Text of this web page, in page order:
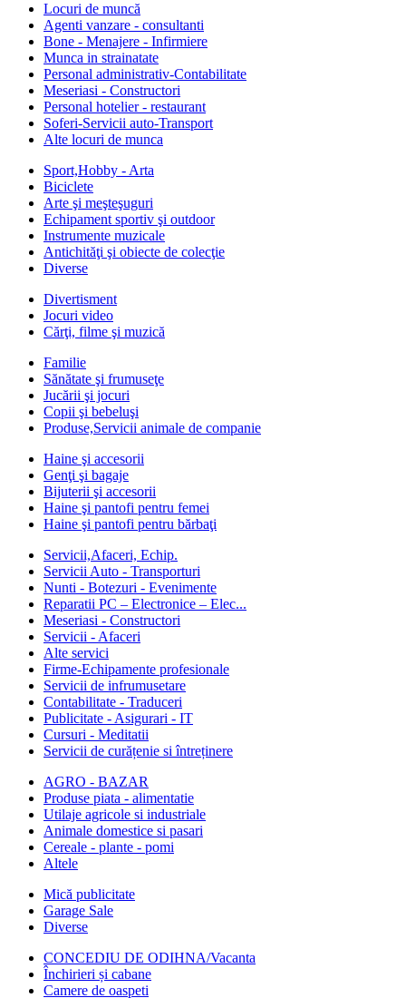
Locuri de muncă
Agenti vanzare - consultanti
Bone - Menajere - Infirmiere
Munca in strainatate
Personal administrativ-Contabilitate
Meseriasi - Constructori
Personal hotelier - restaurant
Soferi-Servicii auto-Transport
Alte locuri de munca
Sport,Hobby - Arta
Biciclete
Arte şi meşteşuguri
Echipament sportiv şi outdoor
Instrumente muzicale
Antichităţi şi obiecte de colecţie
Diverse
Divertisment
Jocuri video
Cărţi, filme şi muzică
Familie
Sănătate şi frumuseţe
Jucării şi jocuri
Copii şi bebeluşi
Produse,Servicii animale de companie
Haine şi accesorii
Genţi şi bagaje
Bijuterii şi accesorii
Haine şi pantofi pentru femei
Haine şi pantofi pentru bărbaţi
Servicii,Afaceri, Echip.
Servicii Auto - Transporturi
Nunti - Botezuri - Evenimente
Reparatii PC – Electronice – Elec...
Meseriasi - Constructori
Servicii - Afaceri
Alte servici
Firme-Echipamente profesionale
Servicii de infrumusetare
Contabilitate - Traduceri
Publicitate - Asigurari - IT
Cursuri - Meditatii
Servicii de curățenie si întreținere
AGRO - BAZAR
Produse piata - alimentatie
Utilaje agricole si industriale
Animale domestice si pasari
Cereale - plante - pomi
Altele
Mică publicitate
Garage Sale
Diverse
CONCEDIU DE ODIHNA/Vacanta
Închirieri și cabane
Camere de oaspeti